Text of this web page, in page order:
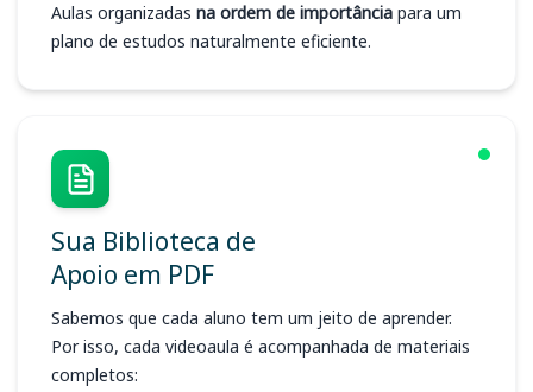
Aulas organizadas na ordem de importância para um
plano de estudos naturalmente eficiente.
Sua Biblioteca de
Apoio em PDF
Sabemos que cada aluno tem um jeito de aprender.
Por isso, cada videoaula é acompanhada de materiais
completos: